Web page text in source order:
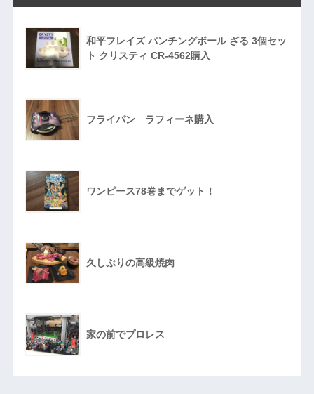
和平フレイズ パンチングボール ざる 3個セッ
ト クリスティ CR-4562購入
フライパン ラフィーネ購入
ワンピース78巻までゲット！
久しぶりの高級焼肉
家の前でプロレス